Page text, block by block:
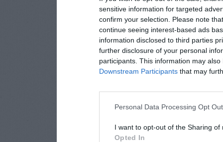
sensitive information for targeted
confirm your selection. Please note
continue seeing interest-based ads
information disclosed to third parties
further disclosure of your personal
participants. This information may
Downstream Participants that may
Personal Data Processing Opt
I want to opt-out of the Sharing of
Opted In